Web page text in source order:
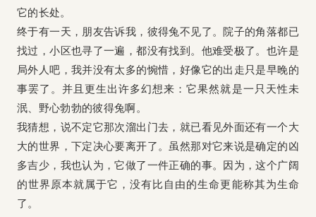
它的长处。
终于有一天，朋友告诉我，彼得兔不见了。院子的角落都已
找过，小区也寻了一遍，都没有找到。他难受极了。也许是
局外人吧，我并没有太多的惋惜，好像它的出走只是早晚的
事罢了。并且更生出许多幻想来：它果然就是一只天性未
泯、野心勃勃的彼得兔啊。
我猜想，说不定它那次溜出门去，就已看见外面还有一个大
大的世界，下定决心要离开了。虽然那对它来说是确定的凶
多吉少，我也认为，它做了一件正确的事。因为，这个广阔
的世界原本就属于它，没有比自由的生命更能称其为生命
了。